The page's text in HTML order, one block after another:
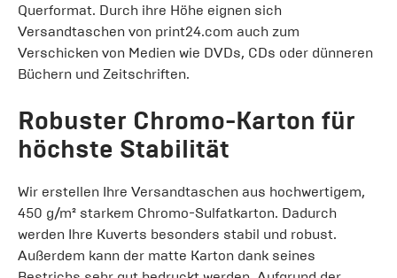
Querformat. Durch ihre Höhe eignen sich
Versandtaschen von print24.com auch zum
Verschicken von Medien wie DVDs, CDs oder dünneren
Büchern und Zeitschriften.
Robuster Chromo-Karton für
höchste Stabilität
Wir erstellen Ihre Versandtaschen aus hochwertigem,
450 g/m² starkem Chromo-Sulfatkarton. Dadurch
werden Ihre Kuverts besonders stabil und robust.
Außerdem kann der matte Karton dank seines